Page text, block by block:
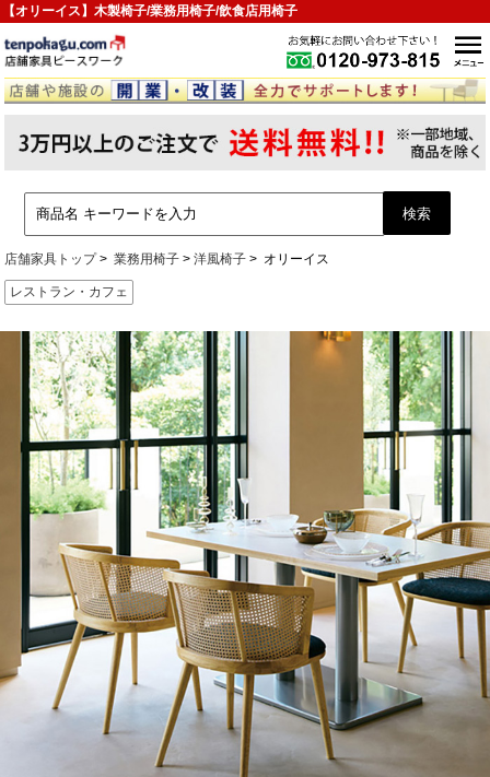
【オリーイス】木製椅子/業務用椅子/飲食店用椅子
店舗家具トップ 業務用椅子 洋風椅子 オリーイス
レストラン・カフェ